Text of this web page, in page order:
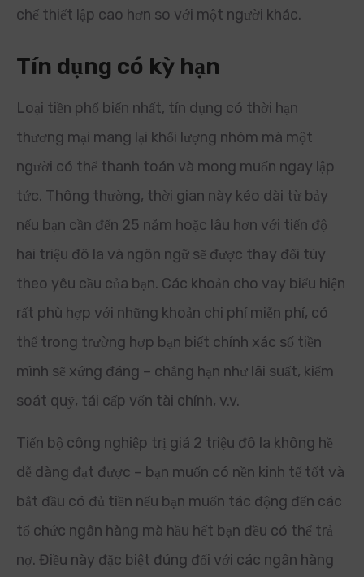
chế thiết lập cao hơn so với một người khác.
Tín dụng có kỳ hạn
Loại tiền phổ biến nhất, tín dụng có thời hạn
thương mại mang lại khối lượng nhóm mà một
người có thể thanh toán và mong muốn ngay lập
tức. Thông thường, thời gian này kéo dài từ bảy
nếu bạn cần đến 25 năm hoặc lâu hơn với tiến độ
hai triệu đô la và ngôn ngữ sẽ được thay đổi tùy
theo yêu cầu của bạn. Các khoản cho vay biểu hiện
rất phù hợp với những khoản chi phí miễn phí, có
thể trong trường hợp bạn biết chính xác số tiền
mình sẽ xứng đáng – chẳng hạn như lãi suất, kiểm
soát quỹ, tái cấp vốn tài chính, v.v.
Tiến bộ công nghiệp trị giá 2 triệu đô la không hề
dễ dàng đạt được – bạn muốn có nền kinh tế tốt và
bắt đầu có đủ tiền nếu bạn muốn tác động đến các
tổ chức ngân hàng mà hầu hết bạn đều có thể trả
nợ. Điều này đặc biệt đúng đối với các ngân hàng